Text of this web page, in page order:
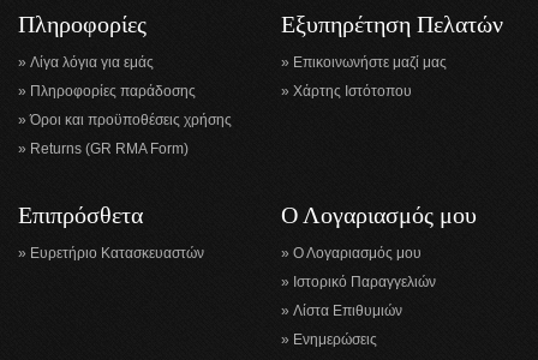
Πληροφορίες
Λίγα λόγια για εμάς
Πληροφορίες παράδοσης
Όροι και προϋποθέσεις χρήσης
Returns (GR RMA Form)
Εξυπηρέτηση Πελατών
Επικοινωνήστε μαζί μας
Χάρτης Ιστότοπου
Επιπρόσθετα
Ευρετήριο Κατασκευαστών
Ο Λογαριασμός μου
Ο Λογαριασμός μου
Ιστορικό Παραγγελιών
Λίστα Επιθυμιών
Ενημερώσεις